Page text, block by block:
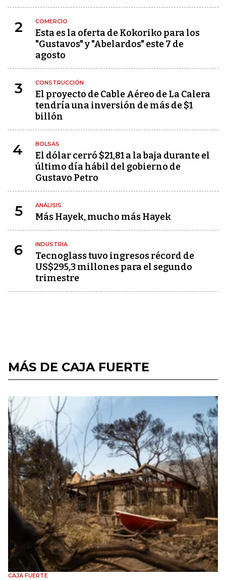
2 COMERCIO
Esta es la oferta de Kokoriko para los
"Gustavos" y "Abelardos" este 7 de
agosto
3 CONSTRUCCIÓN
El proyecto de Cable Aéreo de La Calera
tendría una inversión de más de $1
billón
4 BOLSAS
El dólar cerró $21,81 a la baja durante el
último día hábil del gobierno de
Gustavo Petro
5 ANÁLISIS
Más Hayek, mucho más Hayek
6 INDUSTRIA
Tecnoglass tuvo ingresos récord de
US$295,3 millones para el segundo
trimestre
MÁS DE CAJA FUERTE
CAJA FUERTE